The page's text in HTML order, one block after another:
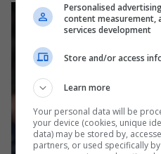
Personalised
content measurement,
services development
Store and/or access
Learn more
Your personal data will be
your device (cookies, unique
data) may be stored by,
partners, or used specifically